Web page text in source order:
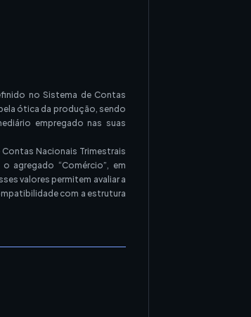
no Sistema de Contas
ótica da produção, sendo
empregado nas suas
Nacionais Trimestrais
agregado “Comércio”, em
valores permitem avaliar a
com a estrutura